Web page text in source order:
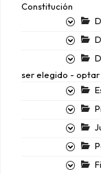
Constitución
ser elegido -